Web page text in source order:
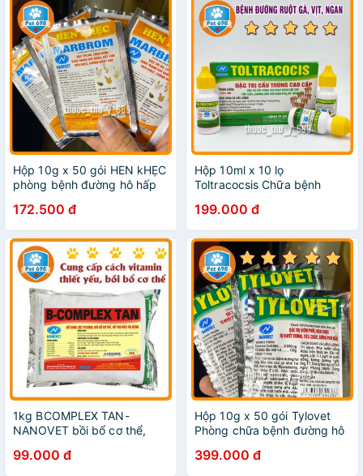
Hộp 10g x 50 gói HEN kHẸC
phòng bệnh đường hô hấp
172.500 đ
Hộp 10ml x 10 lọ
Toltracocsis Chữa bệnh
chó con PET-698
199.000 đ
1kg BCOMPLEX TAN-
NANOVET bồi bổ cơ thể,
99.000 đ
Hộp 10g x 50 gói Tylovet
Phòng chữa bệnh đường hô
nhỏ PET-698
399.000 đ